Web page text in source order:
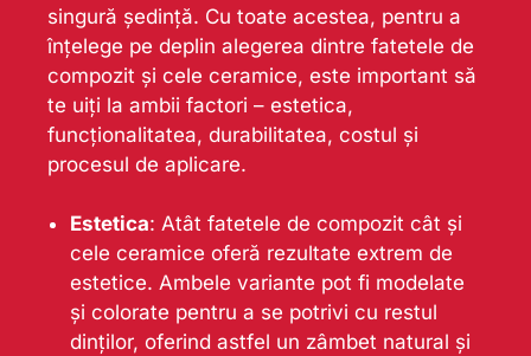
singură ședință. Cu toate acestea, pentru a
înțelege pe deplin alegerea dintre fatetele de
compozit și cele ceramice, este important să
te uiți la ambii factori – estetica,
funcționalitatea, durabilitatea, costul și
procesul de aplicare.
Estetica: Atât fatetele de compozit cât și
cele ceramice oferă rezultate extrem de
estetice. Ambele variante pot fi modelate
și colorate pentru a se potrivi cu restul
dinților, oferind astfel un zâmbet natural și